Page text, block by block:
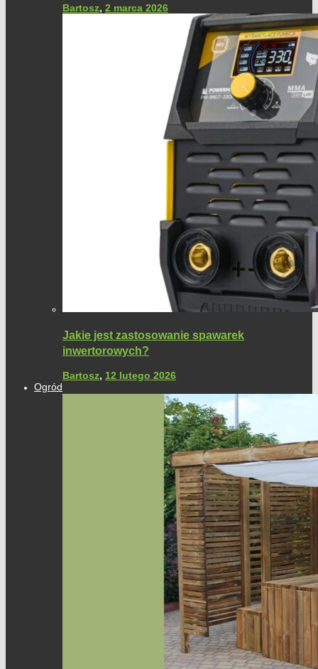
Bartosz, 2 marca 2026
Jakie jest zastosowanie spawarek
inwertorowych?
Bartosz, 12 lutego 2026
Ogród